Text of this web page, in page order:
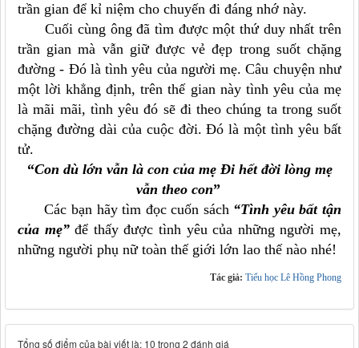
trần gian để kỉ niệm cho chuyến đi đáng nhớ này.
Cuối cùng ông đã tìm được một thứ duy nhất trên
trần gian mà vẫn giữ được vẻ đẹp trong suốt chặng
đường - Đó là tình yêu của người mẹ. Câu chuyện như
một lời khẳng định, trên thế gian này tình yêu của mẹ
là mãi mãi, tình yêu đó sẽ đi theo chúng ta trong suốt
chặng đường dài của cuộc đời. Đó là một tình yêu bất
tử.
“Con dù lớn vẫn là con của mẹ Đi hết đời lòng mẹ
vẫn theo con”
Các bạn hãy tìm đọc cuốn sách “Tình yêu bất tận
của mẹ”để thấy được tình yêu của những người mẹ,
những người phụ nữ toàn thế giới lớn lao thế nào nhé!
Tác giả: Tiểu học Lê Hồng Phong
Tổng số điểm của bài viết là: 10 trong 2 đánh giá